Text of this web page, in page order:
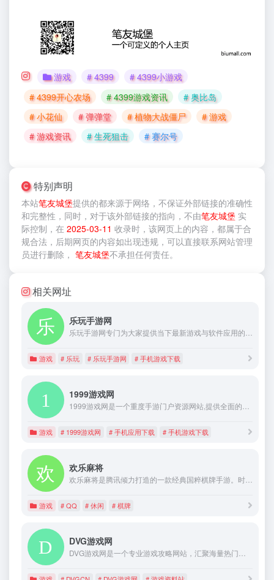
游戏 # 4399
# 4399小游戏
# 4399开心农场
# 4399游戏资讯
# 奥比岛
# 小花仙
# 弹弹堂 # 植物大战僵尸
# 游戏
# 游戏资讯
# 生死狙击 # 赛尔号
特别声明
本站笔友城堡提供的都来源于网络，不保证外部链接的准确性
和完整性，同时，对于该外部链接的指向，不由笔友城堡 实
际控制，在 2025-03-11 收录时，该网页上的内容，都属于合
规合法，后期网页的内容如出现违规，可以直接联系网站管理
员进行删除， 笔友城堡不承担任何责任。
相关网址
乐玩手游网
乐玩手游网专门为大家提供当下最新游戏与软件应用的平台，轻松就能了解到火爆的游戏与软件，拥有的类型相当的丰富，包含了游戏软件的合集，当下最爆火的游戏与最常用的软件，还有海量的攻略、教程、资讯，这是你不可或缺的资源平台，在这里能找到你想要的各种热门资源。
游戏 # 乐玩 # 乐玩手游网 # 手机游戏下载
1999游戏网
1999游戏网是一个重度手游门户资源网站,提供全面的手机网游内容,最新手机游戏下载,热门手机应用下载,以及最新手游资讯专题合集推荐攻略等内容。
游戏 # 1999游戏网 # 手机应用下载 # 手机游戏下载
欢乐麻将
欢乐麻将是腾讯倾力打造的一款经典国粹棋牌手游。时尚简约的中国风画面，真人实时对战玩法，陪伴你欢乐每一天。
游戏 # QQ # 休闲 # 棋牌
DVG游戏网
DVG游戏网是一个专业游戏攻略网站，汇聚海量热门游戏攻略与资料专题。提供详细图文步骤、技巧解析，涵盖各类游戏，助力玩家轻松攻克游戏难关，畅享游戏乐趣，是游戏爱好者的必备攻略宝库，同时DVG还提供了一些热门游戏的相关独立资料站，现已上线大型资料站包括奇迹MU小册子，仙境传说RO小册子，魔兽世界80级WLK数据库，希望宝典数据库，冒险岛V183数据库资料站，黑沙小册子，命运方舟小册子，其他专区陆续开放中。